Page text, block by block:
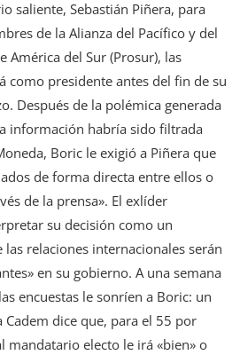
saliente, Sebastián Piñera, para
de la Alianza del Pacífico y del
América del Sur (Prosur), las
como presidente antes del fin de su
Después de la polémica generada
información habría sido filtrada
Boric le exigió a Piñera que
de forma directa entre ellos o
de la prensa». El exlíder
su decisión como un
las relaciones internacionales serán
en su gobierno. A una semana
encuestas le sonríen a Boric: un
dice que, para el 55 por
mandatario electo le irá «bien» o